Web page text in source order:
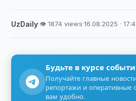
UzDaily·👁 1874 views·16.08.2025 ·
Будьте в курсе
Получайте главные
репортажи и оперативные
вам удобно.